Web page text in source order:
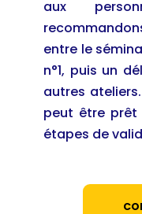
aux
entre le
n°1, puis un
autres
peut être prêt
étapes de